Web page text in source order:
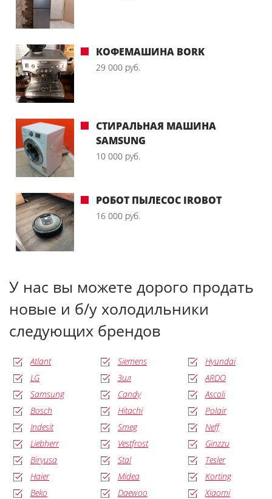
КОФЕМАШИНА BORK
29 000 руб.
СТИРАЛЬНАЯ МАШИНА
SAMSUNG
10 000 руб.
РОБОТ ПЫЛЕСОС IROBOT
16 000 руб.
У нас вы можете дорого продать
новые и б/у холодильники
следующих брендов
Atlant
LG
Samsung
Bosch
Indesit
Liebherr
Biryusa
Haier
Beko
Siemens
Зил
Candy
Hitachi
Smeg
Vestfrost
Stal
Midea
Daewoo
Hyundai
ARDO
Ascoli
Polair
Neff
Ginzzu
Tesler
Korting
Xiaomi